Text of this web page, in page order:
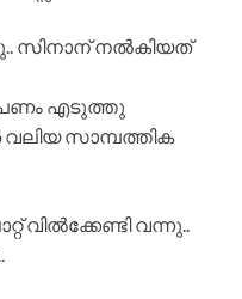
സിനാന് നൽകിയത്
എടുത്തു
സാമ്പത്തിക
വിൽക്കേണ്ടി വന്നു..